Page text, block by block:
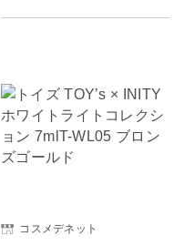
コスメデネット